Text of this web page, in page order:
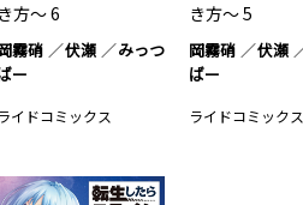
き方～ 6
霧硝 伏瀬
みっつ
ー
ライドコミックス
き方～ 5
岡霧硝 伏瀬
ばー
ライドコミックス